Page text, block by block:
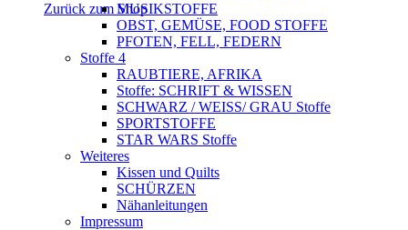
Zurück zum ShopMUSIKSTOFFE
OBST, GEMÜSE, FOOD STOFFE
PFOTEN, FELL, FEDERN
Stoffe 4
RAUBTIERE, AFRIKA
Stoffe: SCHRIFT & WISSEN
SCHWARZ / WEISS/ GRAU Stoffe
SPORTSTOFFE
STAR WARS Stoffe
Weiteres
Kissen und Quilts
SCHÜRZEN
Nähanleitungen
Impressum